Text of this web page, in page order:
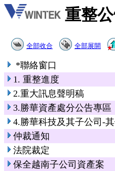
重整
全部收合 全部展開
*聯絡窗口
1. 重整進度
2.重大訊息聲明稿
3.勝華資產處分公告專區
4.勝華科技及其子公司-
仲裁通知
法院裁定
保全越南子公司資產案